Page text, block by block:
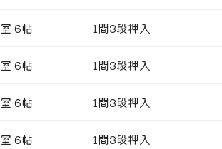
6帖 1間3段押入
6帖 1間3段押入
6帖 1間3段押入
6帖 1間3段押入